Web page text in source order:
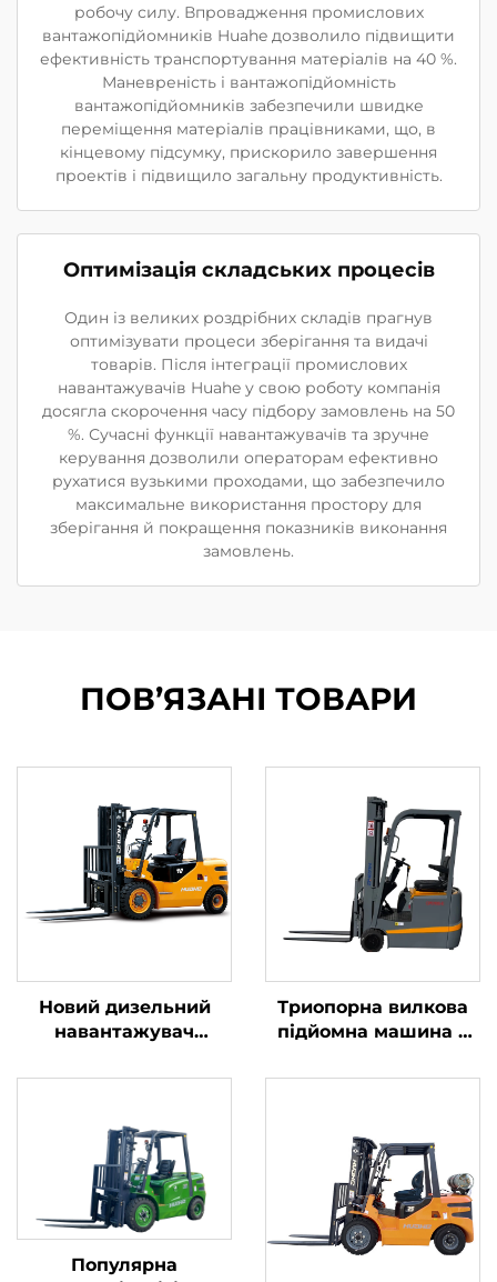
робочу силу. Впровадження промислових
вантажопідйомників Huahe дозволило підвищити
ефективність транспортування матеріалів на 40 %.
Маневреність і вантажопідйомність
вантажопідйомників забезпечили швидке
переміщення матеріалів працівниками, що, в
кінцевому підсумку, прискорило завершення
проектів і підвищило загальну продуктивність.
Оптимізація складських процесів
Один із великих роздрібних складів прагнув
оптимізувати процеси зберігання та видачі
товарів. Після інтеграції промислових
навантажувачів Huahe у свою роботу компанія
досягла скорочення часу підбору замовлень на 50
%. Сучасні функції навантажувачів та зручне
керування дозволили операторам ефективно
рухатися вузькими проходами, що забезпечило
максимальне використання простору для
зберігання й покращення показників виконання
замовлень.
ПОВ’ЯЗАНІ ТОВАРИ
Новий дизельний
навантажувач
4 тонни з
японським двигуном
ISUZU
Триопорна вилкова
підйомна машина з
вагою 1,0 тонни,
Популярна